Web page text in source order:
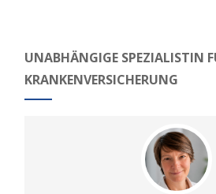
UNABHÄNGIGE SPEZIALISTIN
KRANKENVERSICHERUNG